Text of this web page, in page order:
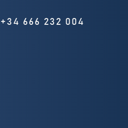
+34 666 232 004